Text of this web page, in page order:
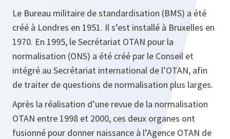
Le Bureau militaire de standardisation (BMS) a été
créé à Londres en 1951. Il s’est installé à Bruxelles en
1970. En 1995, le Secrétariat OTAN pour la
normalisation (ONS) a été créé par le Conseil et
intégré au Secrétariat international de l’OTAN, afin
de traiter de questions de normalisation plus larges.
Après la réalisation d’une revue de la normalisation
OTAN entre 1998 et 2000, ces deux organes ont
fusionné pour donner naissance à l’Agence OTAN de